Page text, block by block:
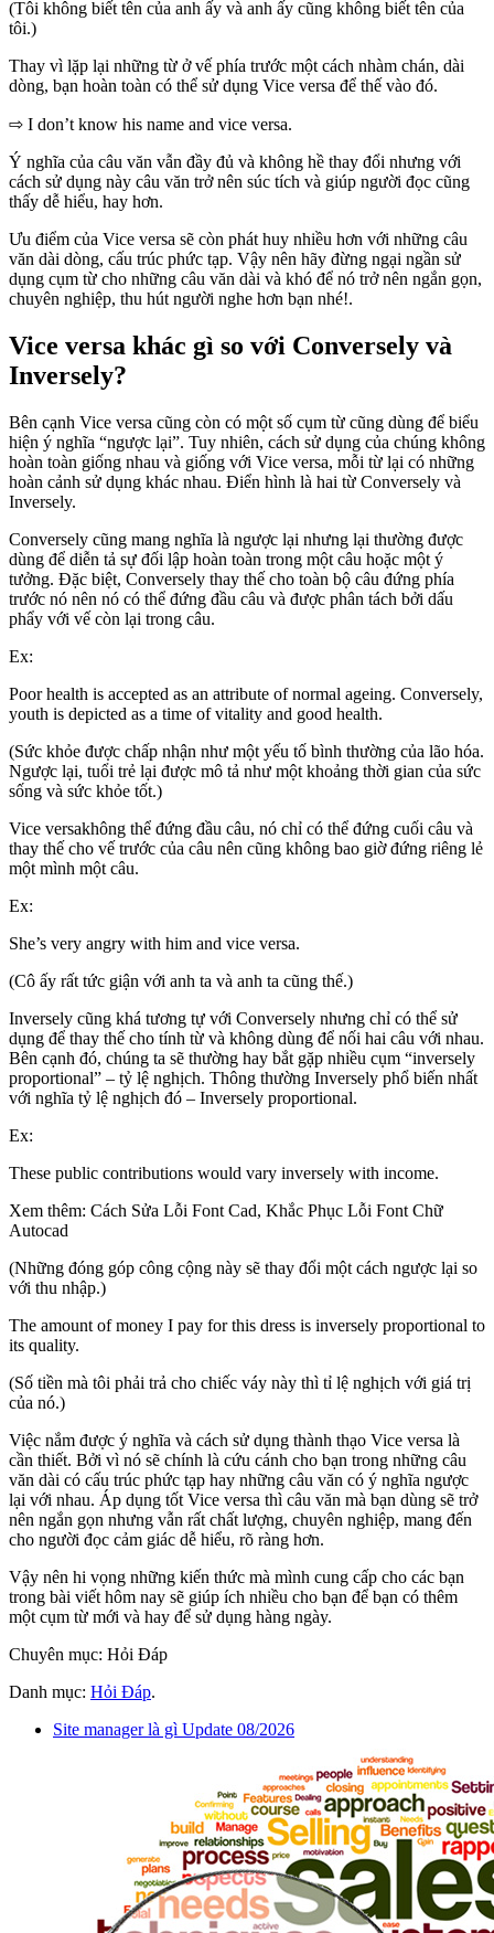
(Tôi không biết tên của anh ấy và anh ấy cũng không biết tên của
tôi.)
Thay vì lặp lại những từ ở vế phía trước một cách nhàm chán, dài
dòng, bạn hoàn toàn có thể sử dụng Vice versa để thế vào đó.
⇨ I don’t know his name and vice versa.
Ý nghĩa của câu văn vẫn đầy đủ và không hề thay đổi nhưng với
cách sử dụng này câu văn trở nên súc tích và giúp người đọc cũng
thấy dễ hiểu, hay hơn.
Ưu điểm của Vice versa sẽ còn phát huy nhiều hơn với những câu
văn dài dòng, cấu trúc phức tạp. Vậy nên hãy đừng ngại ngần sử
dụng cụm từ cho những câu văn dài và khó để nó trở nên ngắn gọn,
chuyên nghiệp, thu hút người nghe hơn bạn nhé!.
Vice versa khác gì so với Conversely và
Inversely?
Bên cạnh Vice versa cũng còn có một số cụm từ cũng dùng để biểu
hiện ý nghĩa “ngược lại”. Tuy nhiên, cách sử dụng của chúng không
hoàn toàn giống nhau và giống với Vice versa, mỗi từ lại có những
hoàn cảnh sử dụng khác nhau. Điển hình là hai từ Conversely và
Inversely.
Conversely cũng mang nghĩa là ngược lại nhưng lại thường được
dùng để diễn tả sự đối lập hoàn toàn trong một câu hoặc một ý
tưởng. Đặc biệt, Conversely thay thế cho toàn bộ câu đứng phía
trước nó nên nó có thể đứng đầu câu và được phân tách bởi dấu
phẩy với vế còn lại trong câu.
Ex:
Poor health is accepted as an attribute of normal ageing. Conversely,
youth is depicted as a time of vitality and good health.
(Sức khỏe được chấp nhận như một yếu tố bình thường của lão hóa.
Ngược lại, tuổi trẻ lại được mô tả như một khoảng thời gian của sức
sống và sức khỏe tốt.)
Vice versakhông thể đứng đầu câu, nó chỉ có thể đứng cuối câu và
thay thế cho vế trước của câu nên cũng không bao giờ đứng riêng lẻ
một mình một câu.
Ex:
She’s very angry with him and vice versa.
(Cô ấy rất tức giận với anh ta và anh ta cũng thế.)
Inversely cũng khá tương tự với Conversely nhưng chỉ có thể sử
dụng để thay thế cho tính từ và không dùng để nối hai câu với nhau.
Bên cạnh đó, chúng ta sẽ thường hay bắt gặp nhiều cụm “inversely
proportional” – tỷ lệ nghịch. Thông thường Inversely phổ biến nhất
với nghĩa tỷ lệ nghịch đó – Inversely proportional.
Ex:
These public contributions would vary inversely with income.
Xem thêm: Cách Sửa Lỗi Font Cad, Khắc Phục Lỗi Font Chữ
Autocad
(Những đóng góp công cộng này sẽ thay đổi một cách ngược lại so
với thu nhập.)
The amount of money I pay for this dress is inversely proportional to
its quality.
(Số tiền mà tôi phải trả cho chiếc váy này thì tỉ lệ nghịch với giá trị
của nó.)
Việc nắm được ý nghĩa và cách sử dụng thành thạo Vice versa là
cần thiết. Bởi vì nó sẽ chính là cứu cánh cho bạn trong những câu
văn dài có cấu trúc phức tạp hay những câu văn có ý nghĩa ngược
lại với nhau. Áp dụng tốt Vice versa thì câu văn mà bạn dùng sẽ trở
nên ngắn gọn nhưng vẫn rất chất lượng, chuyên nghiệp, mang đến
cho người đọc cảm giác dễ hiểu, rõ ràng hơn.
Vậy nên hi vọng những kiến thức mà mình cung cấp cho các bạn
trong bài viết hôm nay sẽ giúp ích nhiều cho bạn để bạn có thêm
một cụm từ mới và hay để sử dụng hàng ngày.
Chuyên mục: Hỏi Đáp
Danh mục: Hỏi Đáp.
Site manager là gì Update 08/2026